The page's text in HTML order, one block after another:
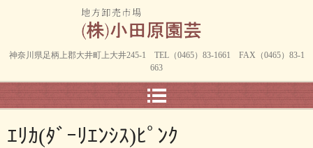
神奈川県足柄上郡大井町上大井245-1 TEL（0465）83-1661 FAX（0465）83-1
663
ｴﾘｶ(ﾀﾞｰﾘｴﾝｼｽ)ﾋﾟﾝｸ